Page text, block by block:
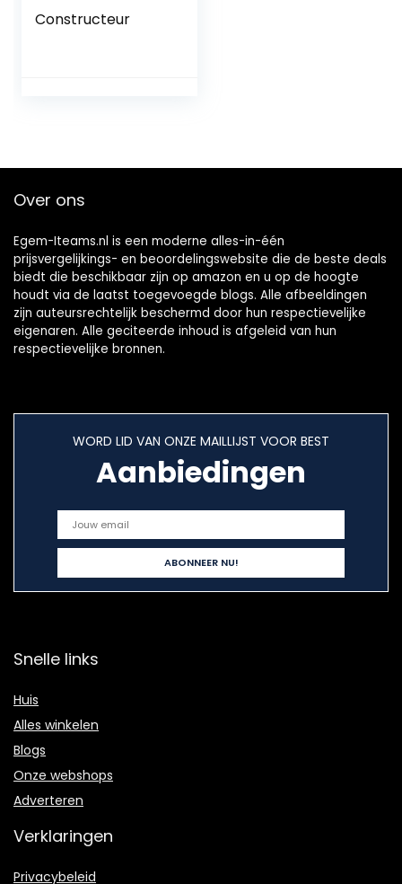
Constructeur
Over ons
Egem-Iteams.nl is een moderne alles-in-één
prijsvergelijkings- en beoordelingswebsite die de beste deals
biedt die beschikbaar zijn op amazon en u op de hoogte
houdt via de laatst toegevoegde blogs. Alle afbeeldingen
zijn auteursrechtelijk beschermd door hun respectievelijke
eigenaren. Alle geciteerde inhoud is afgeleid van hun
respectievelijke bronnen.
WORD LID VAN ONZE MAILLIJST VOOR BEST
Aanbiedingen
Snelle links
Huis
Alles winkelen
Blogs
Onze webshops
Adverteren
Verklaringen
Privacybeleid